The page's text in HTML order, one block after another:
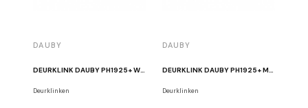
DAUBY
DEURKLINK DAUBY PH1925+ WIT BRONS
Deurklinken
DAUBY
DEURKLINK DAUBY PH1925+ MAT WIT BRONS
Deurklinken